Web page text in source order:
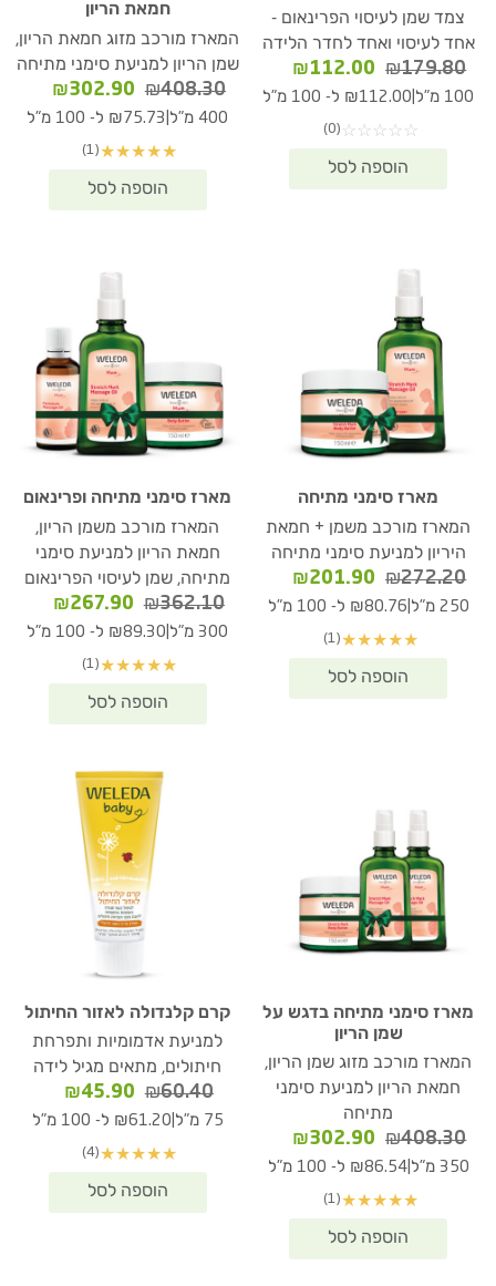
צמד שמן לעיסוי הפרינאום -
אחד לעיסוי ואחד לחדר הלידה
₪179.80
המחיר
המקורי
₪179.80.
₪112.00
המחיר
הנוכחי
100 מ"ל ₪112.00 ל- 100 מ"ל
☆
☆
☆
☆
☆
(0)
חמאת הריון
המארז מורכב מזוג חמאת הריון,
שמן הריון למניעת סימני מתיחה
₪408.30
המחיר
המקורי
₪408.30.
₪302.90
הנוכחי
400 מ"ל ₪75.73 ל- 100 מ"ל
★
★
★
★
★
(1)
מארז סימני מתיחה
המארז מורכב משמן + חמאת
היריון למניעת סימני מתיחה
₪272.20
המחיר
המקורי
₪272.20.
₪201.90
המחיר
הנוכחי
250 מ"ל ₪80.76 ל- 100 מ"ל
★
★
★
★
★
(1)
מארז סימני מתיחה ופרינאום
המארז מורכב משמן הריון,
חמאת הריון למניעת סימני
מתיחה, שמן לעיסוי הפרינאום
₪362.10
המחיר
המקורי
₪362.10.
₪267.90
הנוכחי
300 מ"ל ₪89.30 ל- 100 מ"ל
★
★
★
★
★
(1)
מארז סימני מתיחה בדגש על
שמן הריון
המארז מורכב מזוג שמן הריון,
חמאת הריון למניעת סימני
מתיחה
₪408.30
המחיר
המקורי
₪408.30.
₪302.90
המחיר
הנוכחי
350 מ"ל |₪86.54 ל- 100 מ"ל
★
★
★
★
★
(1)
קרם קלנדולה לאזור החיתול
למניעת אדמומיות ותפרחת
חיתולים, מתאים מגיל לידה
₪60.40
המחיר
המקורי
₪60.40.
₪45.90
הנוכחי
75 מ"ל ₪61.20 ל- 100 מ"ל
★
★
★
★
★
(4)